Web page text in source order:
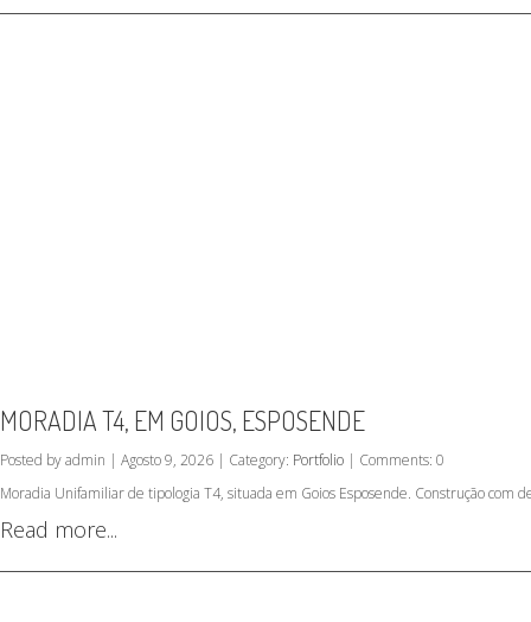
MORADIA T4, EM GOIOS, ESPOSENDE
Posted by admin | Agosto 9, 2026 | Category: Portfolio | Comments: 0
Moradia Unifamiliar de tipologia T4, situada em Goios Esposende. Construção com
Read more...